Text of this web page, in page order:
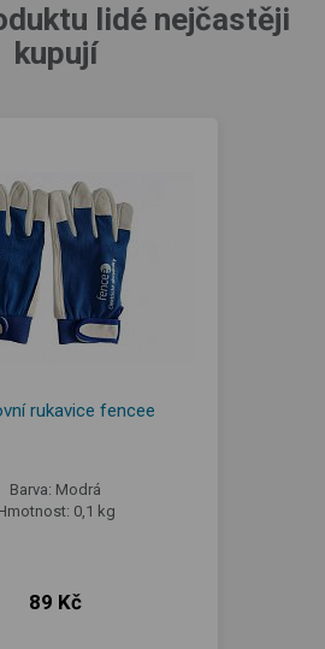
lidé nejčastěji
kupují
rukavice fencee
Barva: Modrá
0,1 kg
89 Kč